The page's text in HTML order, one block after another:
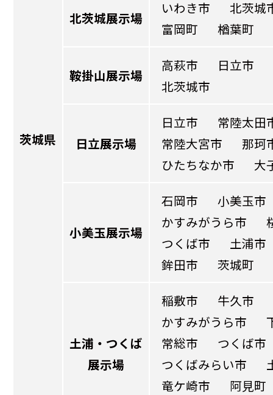
茨城県
北茨城展示場
いわき市
北茨城
富岡町
楢葉町
鞍掛山展示場
高萩市
日立市
北茨城市
日立展示場
日立市
常陸太田
常陸大宮市
那珂
ひたちなか市
大
小美玉展示場
石岡市
小美玉市
かすみがうら市
つくば市
土浦市
鉾田市
茨城町
土浦・つくば
展示場
稲敷市
牛久市
かすみがうら市
常総市
つくば市
つくばみらい市
竜ケ崎市
阿見町